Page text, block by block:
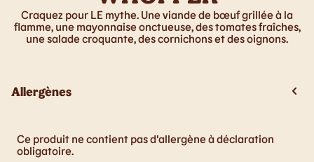
Craquez pour LE mythe. Une viande de bœuf grillée à la
flamme, une mayonnaise onctueuse, des tomates fraîches,
une salade croquante, des cornichons et des oignons.
Allergènes
Ce produit ne contient pas d'allergène à déclaration
obligatoire.